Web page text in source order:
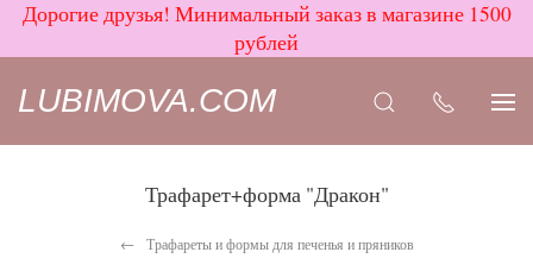
Дорогие друзья! Минимальный заказ в магазине 1500
рублей
LUBIMOVA.COM
Трафарет+форма "Дракон"
Трафареты и формы для печенья и пряников